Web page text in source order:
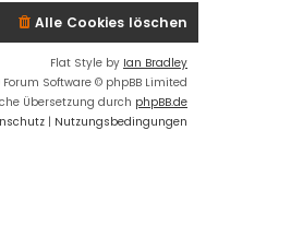
Alle Cookies löschen
Flat Style by Ian Bradley
Forum Software © phpBB Limited
Übersetzung durch phpBB.de
| Nutzungsbedingungen